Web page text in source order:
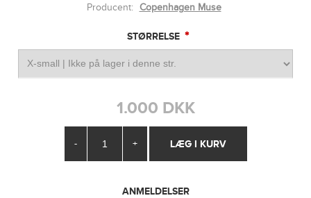
Producent: Copenhagen Muse
STØRRELSE *
1.000 DKK
- +
ANMELDELSER